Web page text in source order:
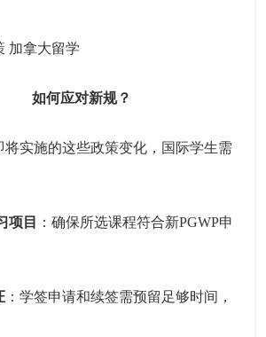
拿大留学
如何应对新规？
实施的这些政策变化，国际学生需
项目
：确保所选课程符合新PGWP申
：学签申请和续签需预留足够时间，